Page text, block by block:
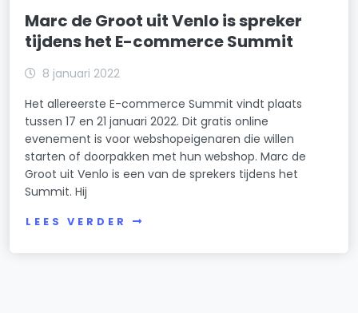
Marc de Groot uit Venlo is spreker
tijdens het E-commerce Summit
8 januari 2022
Het allereerste E-commerce Summit vindt plaats
tussen 17 en 21 januari 2022. Dit gratis online
evenement is voor webshopeigenaren die willen
starten of doorpakken met hun webshop. Marc de
Groot uit Venlo is een van de sprekers tijdens het
Summit. Hij
LEES VERDER